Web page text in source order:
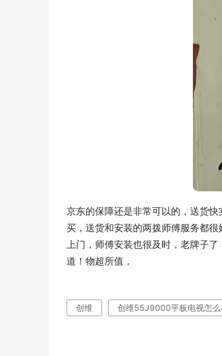
京东的保障还是非常可以的，送货
买，送货和安装的两拨师傅服务都
上门，师傅安装也很及时，老牌子
道！物超所值，
创维 创维55J9000平板电视怎